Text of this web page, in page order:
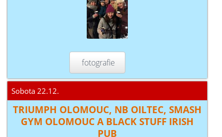
fotografie
Sobota 22.12.
TRIUMPH OLOMOUC, NB OILTEC, SMASH
GYM OLOMOUC A BLACK STUFF IRISH
PUB